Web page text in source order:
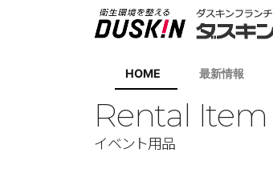
HOME 最新情報
Rental Item
イベント用品